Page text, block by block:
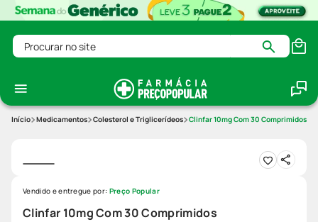
Procurar no site
Medicamentos Colesterol e Triglicerídeos Clinfar 10mg Com 30 Comprimidos
Clinfar 10mg Com 30 Comprimidos
Vendido e entregue por: Preço Popular